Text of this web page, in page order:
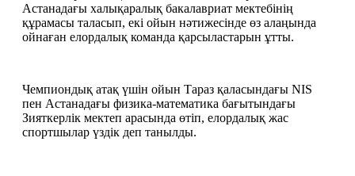
Астанадағы халықаралық бакалавриат мектебінің
құрамасы таласып, екі ойын нәтижесінде өз алаңында
ойнаған елордалық команда қарсыластарын ұтты.
Чемпиондық атақ үшін ойын Тараз қаласындағы NIS
пен Астанадағы физика-математика бағытындағы
Зияткерлік мектеп арасында өтіп, елордалық жас
спортшылар үздік деп танылды.